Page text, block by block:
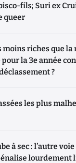
fils; Suri ex
queer
moins riches que la
la 3e année
?
les plus
à sec : l’autre
lourdement